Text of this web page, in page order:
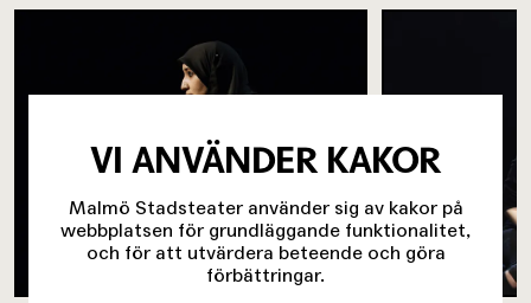
VI ANVÄNDER KAKOR
Malmö Stadsteater använder sig av kakor på
webbplatsen för grundläggande funktionalitet,
och för att utvärdera beteende och göra
förbättringar.